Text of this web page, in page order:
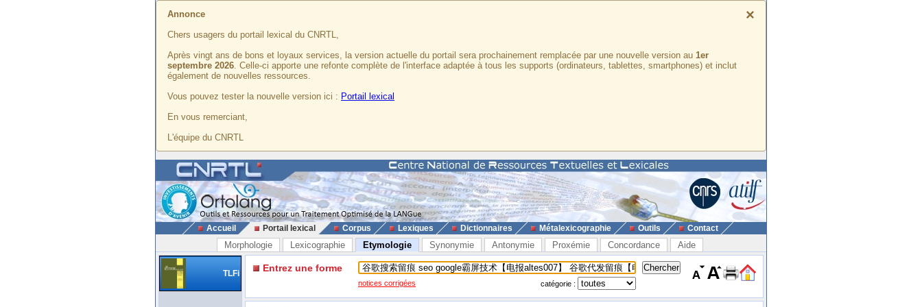
×
Annonce
Chers usagers du portail lexical du CNRTL,
Après vingt ans de bons et loyaux services, la version actuelle du portail sera prochainement remplacée par une nouvelle version au 1er
septembre 2026. Celle-ci apporte une refonte complète de l'interface adaptée à tous les supports (ordinateurs, tablettes, smartphones) et inclut
également de nouvelles ressources.
Vous pouvez tester la nouvelle version ici : Portail lexical
En vous remerciant,
L'équipe du CNRTL
Accueil Portail lexical Corpus Lexiques Dictionnaires Métalexicographie Outils Contact
Morphologie Lexicographie Etymologie Synonymie Antonymie Proxémie Concordance Aide
TLFi Entrez une forme
notices corrigées catégorie :